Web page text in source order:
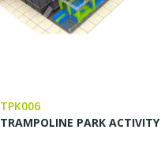
TPK006
TRAMPOLINE PARK ACTIVITY